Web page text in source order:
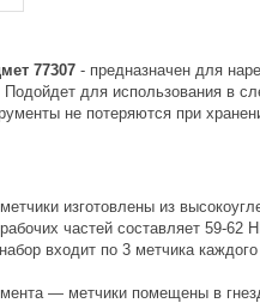
77307 - предназначен для
для использования в
не потеряются при
изготовлены из
частей составляет 59-
входит по 3 метчика
— метчики помещены в